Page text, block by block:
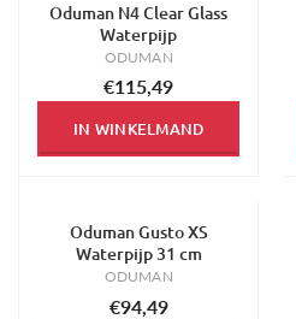
Oduman N4 Clear Glass
Waterpijp
ODUMAN
€115,49
IN WINKELMAND
Oduman Gusto XS
Waterpijp 31 cm
ODUMAN
€94,49